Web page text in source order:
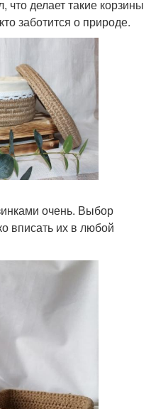
что делает такие корзины
заботится о природе.
очень. Выбор
вписать их в любой